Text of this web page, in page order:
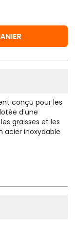
conçu pour les
d'une
graisses et les
acier inoxydable